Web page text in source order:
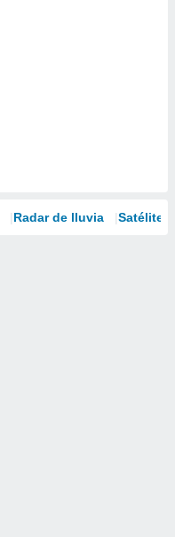
Radar de lluvia Satélites